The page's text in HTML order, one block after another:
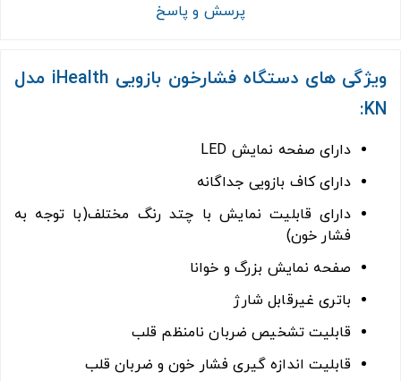
پرسش و پاسخ
ویژگی های دستگاه فشارخون بازویی iHealth مدل
KN:
دارای صفحه نمایش LED
دارای کاف بازویی جداگانه
دارای قابلیت نمایش با چتد رنگ مختلف(با توجه به
فشار خون)
صفحه نمایش بزرگ و خوانا
باتری غیرقابل شارژ
قابلیت تشخیص ضربان نامنظم قلب
قابلیت اندازه گیری فشار خون و ضربان قلب